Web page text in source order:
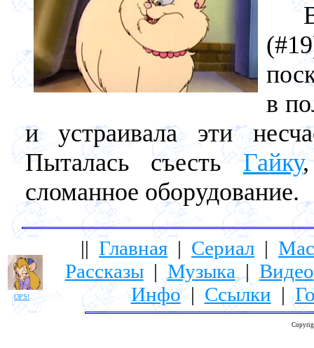
В
в
и устраивала эти
Пыталась съестьГайку
сломанное оборудование.
OPS!
|| Главная | Сериал |
Рассказы|Музыка| Видео
Инфо|Ссылки|